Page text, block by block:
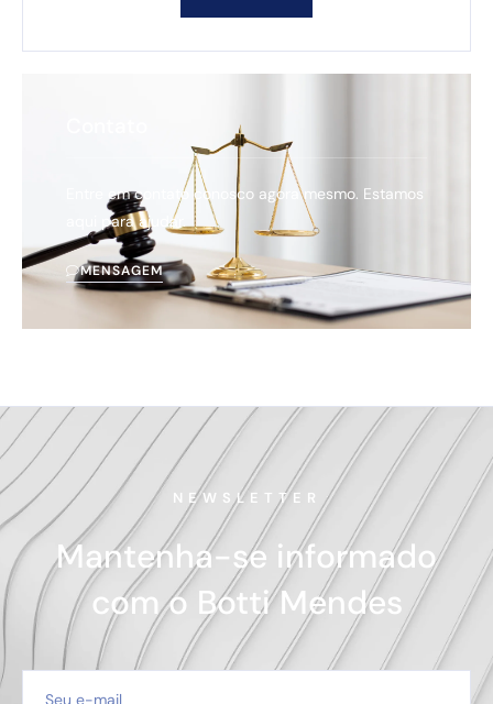
Entre em contato conosco agora mesmo. Estamos
aqui para ajudar.
MENSAGEM
NEWSLETTER
Mantenha-se informado
com o Botti Mendes